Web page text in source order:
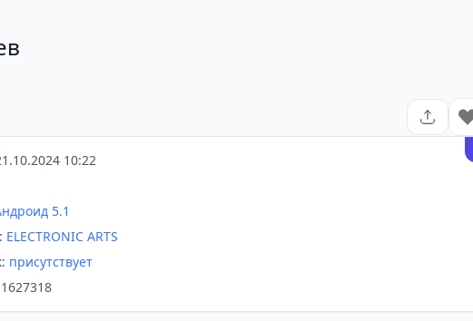
10:22
5.1
ELECTRONIC ARTS
присутствует